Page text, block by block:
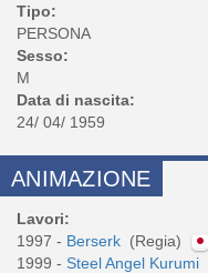
Tipo:
PERSONA
Sesso:
M
Data di nascita:
24/ 04/ 1959
ANIMAZIONE
Lavori:
1997 - Berserk (Regia)
1999 - Steel Angel Kurumi